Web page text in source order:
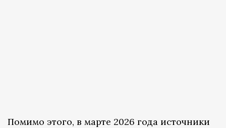
Помимо этого, в марте 2026 года источники